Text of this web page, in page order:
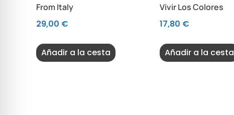
From Italy
29,00 €
Añadir a la cesta
Vivir Los Colores
17,80 €
Añadir a la cesta